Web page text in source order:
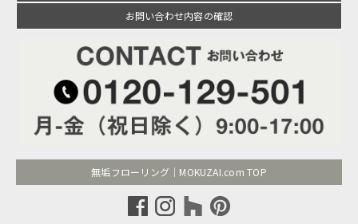
お問い合わせ内容の確認
無垢フローリング｜MOKUZAI.com TOP